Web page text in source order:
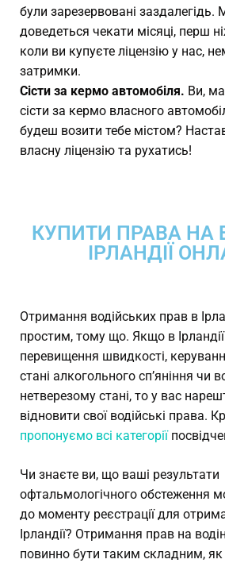
були зарезервовані
доведеться чекати місяці, перш
коли ви купуєте ліцензію у нас,
затримки.
Сісти за кермо автомобіля. Ви,
сісти за кермо власного
будеш возити тебе містом?
власну ліцензію та рухатись!
КУПИТИ ПРАВА НА
ІРЛАНДІЇ
Отримання водійських прав в
простим, тому що. Якщо в
перевищення швидкості,
стані алкогольного сп’яніння чи
нетверезому стані, то у вас
відновити свої водійські права.
пропонуємо всі категорії
Чи знаєте ви, що ваші результати
офтальмологічного обстеження
до моменту реєстрації для
Ірландії? Отримання прав на
повинно бути таким складним, як